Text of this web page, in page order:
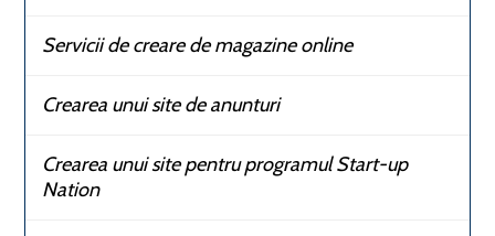
Servicii de creare de magazine online
Crearea unui site de anunturi
Crearea unui site pentru programul Start-up
Nation